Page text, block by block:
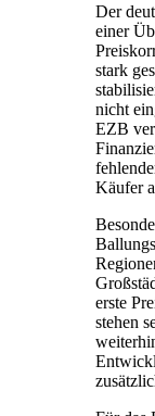
Der
einer
stark
nicht
EZB
Käufer
erste
stehen